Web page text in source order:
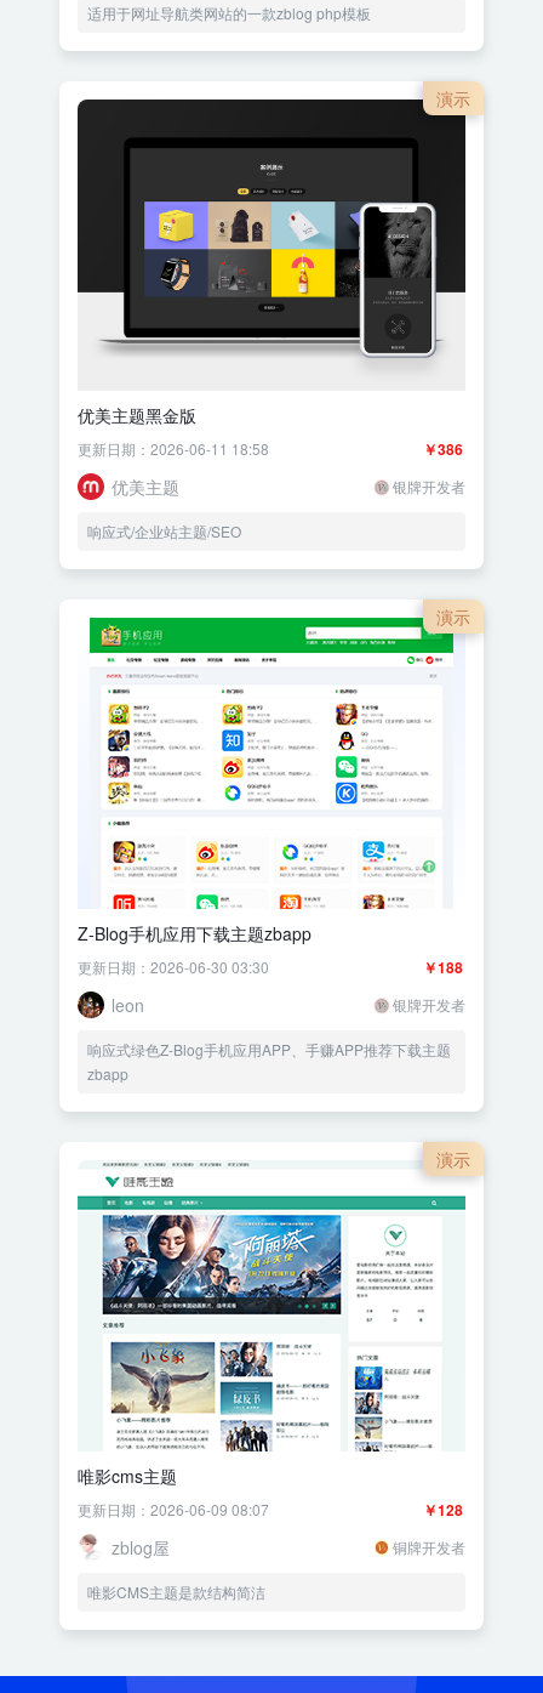
适用于网址导航类网站的一款zblog php模板
演示
优美主题黑金版
￥386
更新日期：2026-06-11 18:58
优美主题 银牌开发者
响应式/企业站主题/SEO
演示
Z-Blog手机应用下载主题zbapp
￥188
更新日期：2026-06-30 03:30
leon 银牌开发者
响应式绿色Z-Blog手机应用APP、手赚APP推荐下载主题
zbapp
演示
唯影cms主题
￥128
更新日期：2026-06-09 08:07
zblog屋 铜牌开发者
唯影CMS主题是款结构简洁